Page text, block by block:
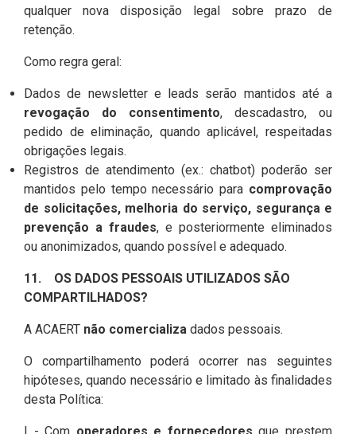
qualquer nova disposição legal sobre prazo de
retenção.
Como regra geral:
Dados de newsletter e leads serão mantidos até a
revogação do consentimento, descadastro, ou
pedido de eliminação, quando aplicável, respeitadas
obrigações legais.
Registros de atendimento (ex.: chatbot) poderão ser
mantidos pelo tempo necessário para comprovação
de solicitações, melhoria do serviço, segurança e
prevenção a fraudes, e posteriormente eliminados
ou anonimizados, quando possível e adequado.
11. OS DADOS PESSOAIS UTILIZADOS SÃO
COMPARTILHADOS?
A ACAERT não comercializa dados pessoais.
O compartilhamento poderá ocorrer nas seguintes
hipóteses, quando necessário e limitado às finalidades
desta Política: